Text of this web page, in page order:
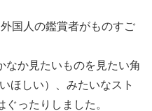
国人の鑑賞者がものすご
なか見たいものを見たい角
ほしい）、みたいなスト
ったりしました。